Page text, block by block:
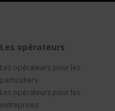
Les opérateurs
Les opérateurs pour les
particuliers
Les opérateurs pour les
entreprises